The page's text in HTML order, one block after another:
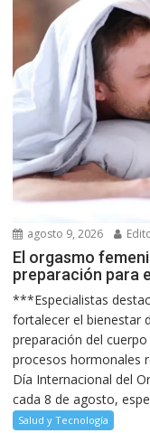
agosto 9, 2026
El orgasmo
preparación para
***Especialistas
fortalecer el bienestar
preparación del
procesos hormonales
Día Internacional del
cada 8 de agosto,
Salud y Tecnología